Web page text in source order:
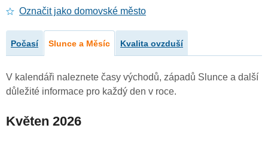
Označit jako domovské město
Počasí Slunce a Měsíc Kvalita ovzduší
V kalendáři naleznete časy východů, západů Slunce a další
důležité informace pro každý den v roce.
Květen 2026